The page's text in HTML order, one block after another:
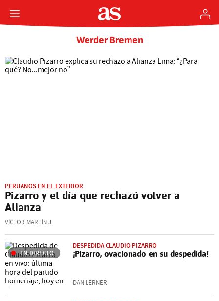
Werder Bremen
PERUANOS EN EL EXTERIOR
Pizarro y el día que rechazó volver a
Alianza
VÍCTOR MARTÍN J.
EN DIRECTO
DESPEDIDA CLAUDIO PIZARRO
¡Pizarro, ovacionado en su despedida!
DAN LERNER